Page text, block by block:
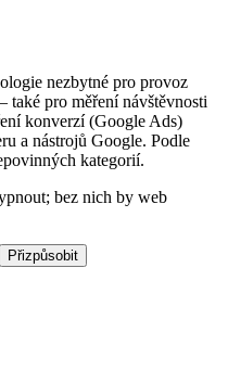
nezbytné pro provoz
také pro měření návštěvnosti
konverzí (Google Ads)
a nástrojů Google. Podle
kategorií.
bez nich by web
Přizpůsobit